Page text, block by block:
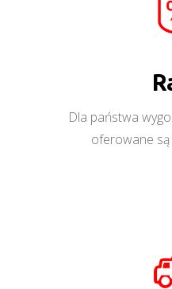
Dla państwa
oferowane są